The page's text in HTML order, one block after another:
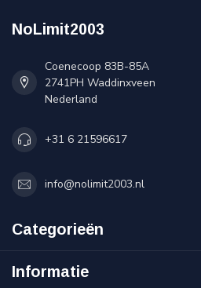
NoLimit2003
Coenecoop 83B-85A
2741PH Waddinxveen
Nederland
+31 6 21596617
info@nolimit2003.nl
Categorieën
Informatie